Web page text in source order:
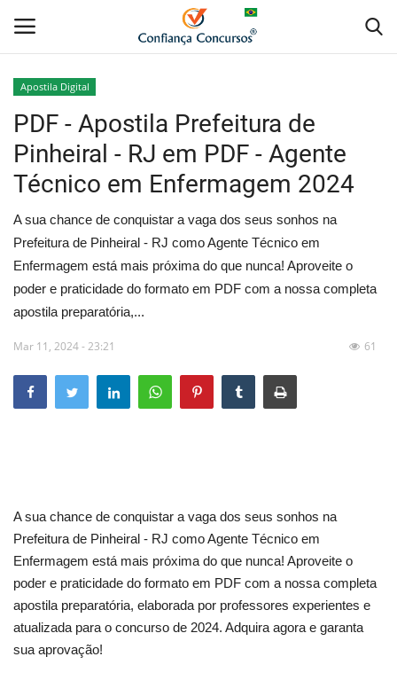
Home
Apostila Digital
Apostila Impressa
Cursos Online
Combo Apostilas
Apostila Digital
PDF - Apostila Prefeitura de
Pinheiral - RJ em PDF - Agente
Técnico em Enfermagem 2024
A sua chance de conquistar a vaga dos seus sonhos na
Prefeitura de Pinheiral - RJ como Agente Técnico em
Enfermagem está mais próxima do que nunca! Aproveite o
poder e praticidade do formato em PDF com a nossa completa
apostila preparatória,...
Mar 11, 2024 - 23:21 61
A sua chance de conquistar a vaga dos seus sonhos na
Prefeitura de Pinheiral - RJ como Agente Técnico em
Enfermagem está mais próxima do que nunca! Aproveite o
poder e praticidade do formato em PDF com a nossa completa
apostila preparatória, elaborada por professores experientes e
atualizada para o concurso de 2024. Adquira agora e garanta
sua aprovação!